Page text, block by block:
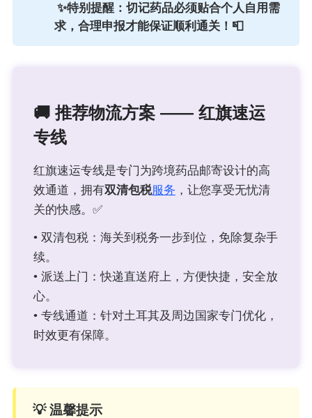
✨特别提醒：切记药品必须贴合个人自用需
求，合理申报才能保证顺利通关！📮
🚚 推荐物流方案 —— 红旗速运
专线
红旗速运专线是专门为跨境药品邮寄设计的高
效通道，拥有双清包税服务 ，让您享受无忧清
关的快感。✅
• 双清包税：海关到税务一步到位，免除复杂手
续。
• 派送上门：快递直送府上，方便快捷，安全放
心。
• 专线通道：针对土耳其及周边国家专门优化，
时效更有保障。
💡 温馨提示